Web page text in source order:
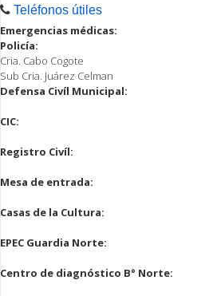
Teléfonos útiles
Emergencias médicas:
Policía:
Cria. Cabo Cogote
Sub Cria. Juárez Celman
Defensa Civíl Municipal:
CIC:
Registro Civíl:
Mesa de entrada:
Casas de la Cultura:
EPEC Guardia Norte:
Centro de diagnóstico B° Norte: